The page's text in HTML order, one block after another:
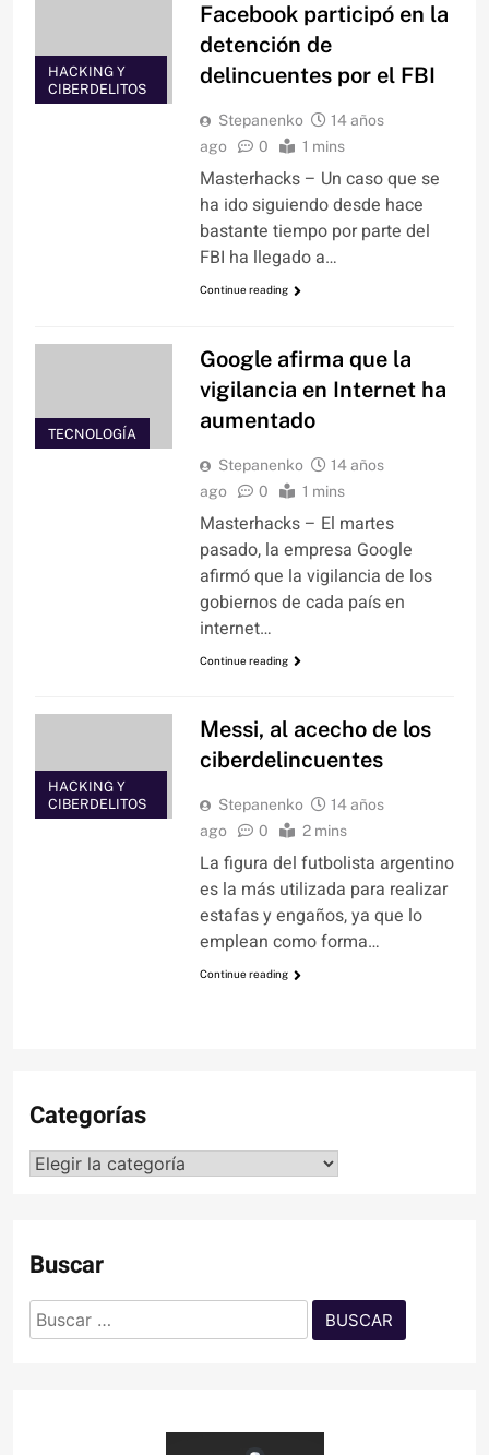
HACKING Y
CIBERDELITOS
Facebook participó en la
detención de
delincuentes por el FBI
Stepanenko
14 años
ago
0 1 mins
Masterhacks – Un caso que se
ha ido siguiendo desde hace
bastante tiempo por parte del
FBI ha llegado a…
Continue reading
TECNOLOGÍA
Google afirma que la
vigilancia en Internet ha
aumentado
Stepanenko
14 años
ago
0 1 mins
Masterhacks – El martes
pasado, la empresa Google
afirmó que la vigilancia de los
gobiernos de cada país en
internet…
Continue reading
HACKING Y
CIBERDELITOS
Messi, al acecho de los
ciberdelincuentes
Stepanenko
14 años
ago
0 2 mins
La figura del futbolista argentino
es la más utilizada para realizar
estafas y engaños, ya que lo
emplean como forma…
Continue reading
Categorías
Categorías
Buscar
Buscar: